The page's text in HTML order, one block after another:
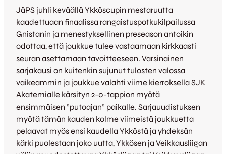
JäPS juhli keväällä Ykköscupin mestaruutta
kaadettuaan finaalissa rangaistuspotkukilpailussa
Gnistanin ja menestyksellinen preseason antoikin
odottaa, että joukkue tulee vastaamaan kirkkaasti
seuran asettamaan tavoitteeseen. Varsinainen
sarjakausi on kuitenkin sujunut tulosten valossa
vaikeammin ja joukkue valahti viime kierroksella SJK
Akatemialle kärsityn 2-0-tappion myötä
ensimmäisen ”putoajan” paikalle. Sarjauudistuksen
myötä tämän kauden kolme viimeistä joukkuetta
pelaavat myös ensi kaudella Ykköstä ja yhdeksän
kärki puolestaan joko uutta, Ykkösen ja Veikkausliigan